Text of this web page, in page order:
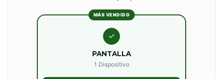
MÁS VENDIDO
✓
PANTALLA
1 Dispositivo